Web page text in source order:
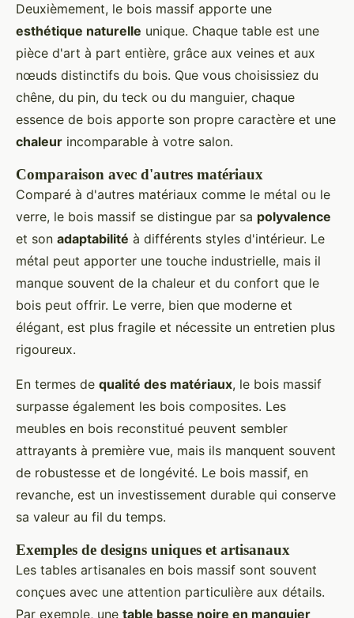
Deuxièmement, le bois massif apporte une
esthétique naturelle unique. Chaque table est une
pièce d'art à part entière, grâce aux veines et aux
nœuds distinctifs du bois. Que vous choisissiez du
chêne, du pin, du teck ou du manguier, chaque
essence de bois apporte son propre caractère et une
chaleur incomparable à votre salon.
Comparaison avec d'autres matériaux
Comparé à d'autres matériaux comme le métal ou le
verre, le bois massif se distingue par sa polyvalence
et son adaptabilité à différents styles d'intérieur. Le
métal peut apporter une touche industrielle, mais il
manque souvent de la chaleur et du confort que le
bois peut offrir. Le verre, bien que moderne et
élégant, est plus fragile et nécessite un entretien plus
rigoureux.
En termes de qualité des matériaux, le bois massif
surpasse également les bois composites. Les
meubles en bois reconstitué peuvent sembler
attrayants à première vue, mais ils manquent souvent
de robustesse et de longévité. Le bois massif, en
revanche, est un investissement durable qui conserve
sa valeur au fil du temps.
Exemples de designs uniques et artisanaux
Les tables artisanales en bois massif sont souvent
conçues avec une attention particulière aux détails.
Par exemple, une table basse noire en manguier